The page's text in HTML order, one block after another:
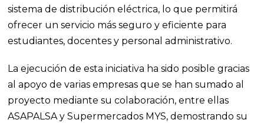
sistema de distribución eléctrica, lo que permitirá
ofrecer un servicio más seguro y eficiente para
estudiantes, docentes y personal administrativo.
La ejecución de esta iniciativa ha sido posible gracias
al apoyo de varias empresas que se han sumado al
proyecto mediante su colaboración, entre ellas
ASAPALSA y Supermercados MYS, demostrando su